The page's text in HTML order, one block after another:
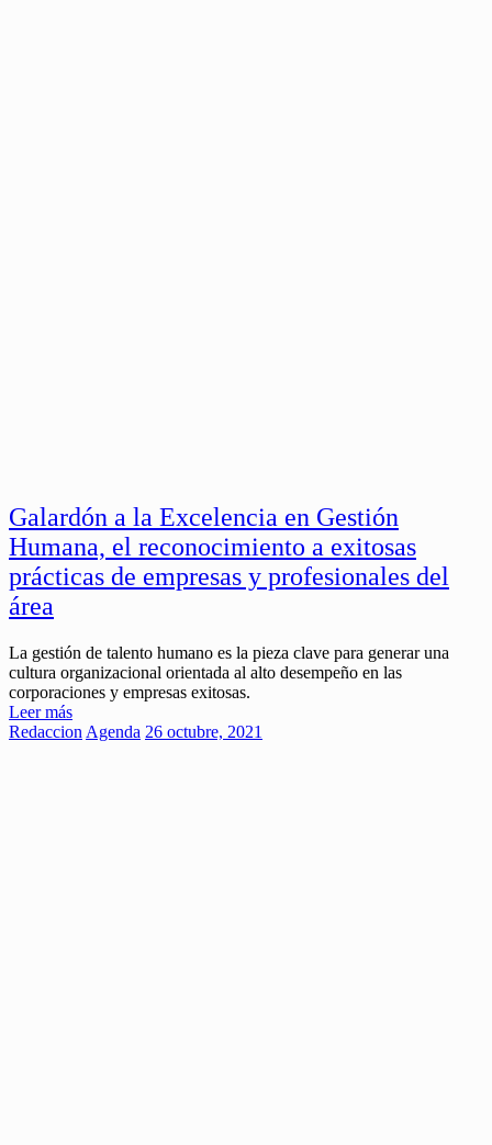
Galardón a la Excelencia en Gestión
Humana, el reconocimiento a exitosas
prácticas de empresas y profesionales del
área
La gestión de talento humano es la pieza clave para generar una
cultura organizacional orientada al alto desempeño en las
corporaciones y empresas exitosas.
Leer más
Redaccion Agenda 26 octubre, 2021